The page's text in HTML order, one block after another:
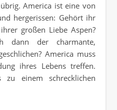
America ist eine von
hergerissen: Gehört ihr
großen Liebe Aspen?
dann der charmante,
America muss
ihres Lebens treffen.
einem schrecklichen